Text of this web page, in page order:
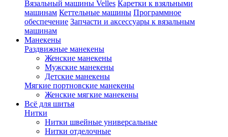
Вязальный машины Velles Каретки к взяльными
машинам Кеттельные машины Программное
обеспечение Запчасти и аксессуары к вязальным
машинам
Манекены
Раздвижные манекены
Женские манекены
Мужские манекены
Детские манекены
Мягкие портновские манекены
Женские мягкие манекены
Всё для шитья
Нитки
Нитки швейные универсальные
Нитки отделочные